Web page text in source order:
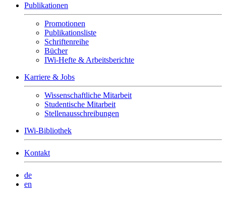
Publikationen
Promotionen
Publikationsliste
Schriftenreihe
Bücher
IWi-Hefte & Arbeitsberichte
Karriere & Jobs
Wissenschaftliche Mitarbeit
Studentische Mitarbeit
Stellenausschreibungen
IWi-Bibliothek
Kontakt
de
en